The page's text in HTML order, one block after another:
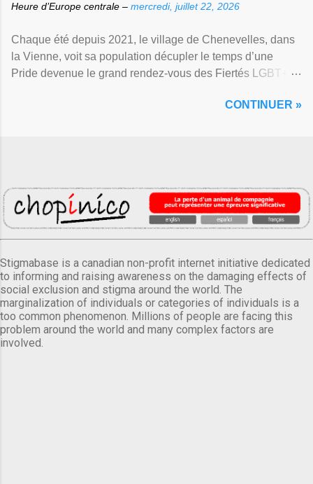
Heure d’Europe centrale – mercredi, juillet 22, 2026
Chaque été depuis 2021, le village de Chenevelles, dans
la Vienne, voit sa population décupler le temps d’une
Pride devenue le grand rendez-vous des Fiertés LGBT+
CONTINUER »
Stigmabase is a canadian non-profit internet initiative dedicated
to informing and raising awareness on the damaging effects of
social exclusion and stigma around the world. The
marginalization of individuals or categories of individuals is a
too common phenomenon. Millions of people are facing this
problem around the world and many complex factors are
involved.